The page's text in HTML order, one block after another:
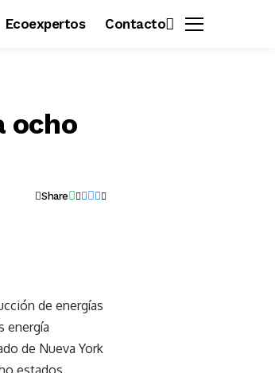
Ecoexpertos Contacto
ocho
Share
de energías
energía
de Nueva York
estados